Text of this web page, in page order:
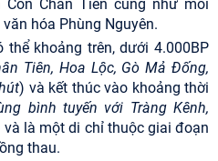
Chân Tiên cũng như mối
hóa Phùng Nguyên.
khoảng trên, dưới 4.000BP
Tiên, Hoa Lộc, Gò Mả Đống,
) và kết thúc vào khoảng thời
bình tuyến với Tràng Kênh,
và là một di chỉ thuộc giai đoạn
thau.